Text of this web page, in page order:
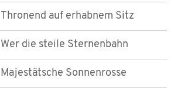
Thronend auf erhabnem Sitz
Wer die steile Sternenbahn
Majestätsche Sonnenrosse